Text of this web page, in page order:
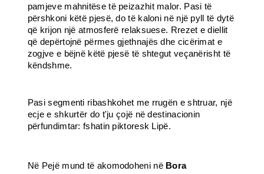
pamjeve mahnitëse të peizazhit malor. Pasi të
përshkoni këtë pjesë, do të kaloni në një pyll të dytë
që krijon një atmosferë relaksuese. Rrezet e diellit
që depërtojnë përmes gjethnajës dhe cicërimat e
zogjve e bëjnë këtë pjesë të shtegut veçanërisht të
këndshme.
Pasi segmenti ribashkohet me rrugën e shtruar, një
ecje e shkurtër do t'ju çojë në destinacionin
përfundimtar: fshatin piktoresk Lipë.
Në Pejë mund të akomodoheni në Bora